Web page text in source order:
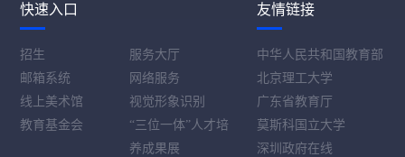
快速入口
招生
服务大厅
邮箱系统
网络服务
线上美术馆
视觉形象识别
教育基金会
“三位一体”人才培
养成果展
友情链接
中华人民共和国教育部
北京理工大学
广东省教育厅
莫斯科国立大学
深圳政府在线